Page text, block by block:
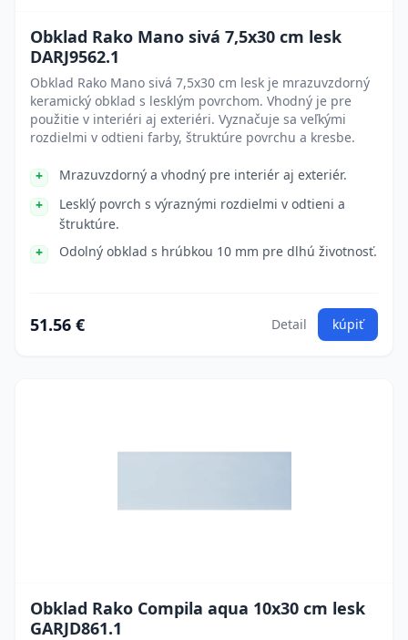
Obklad Rako Mano sivá 7,5x30 cm lesk
DARJ9562.1
Obklad Rako Mano sivá 7,5x30 cm lesk je mrazuvzdorný
keramický obklad s lesklým povrchom. Vhodný je pre
použitie v interiéri aj exteriéri. Vyznačuje sa veľkými
rozdielmi v odtieni farby, štruktúre povrchu a kresbe.
Mrazuvzdorný a vhodný pre interiér aj exteriér.
Lesklý povrch s výraznými rozdielmi v odtieni a
štruktúre.
Odolný obklad s hrúbkou 10 mm pre dlhú životnosť.
51.56 € Detail kúpiť
Obklad Rako Compila aqua 10x30 cm lesk
GARJD861.1